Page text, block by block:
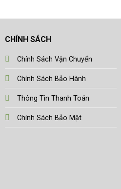
CHÍNH SÁCH
Chính Sách Vận Chuyển
Chính Sách Bảo Hành
Thông Tin Thanh Toán
Chính Sách Bảo Mật